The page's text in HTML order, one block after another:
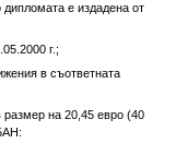
е издадена от
г.;
в съответната
размер на 20,45 евро (40